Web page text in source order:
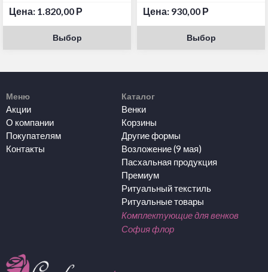
Цена: 1.820,00 Р
Выбор
Цена: 930,00 Р
Выбор
Меню
Акции
О компании
Покупателям
Контакты
Каталог
Венки
Корзины
Другие формы
Возложение (9 мая)
Пасхальная продукция
Премиум
Ритуальный текстиль
Ритуальные товары
Комплектующие для венков
София флор